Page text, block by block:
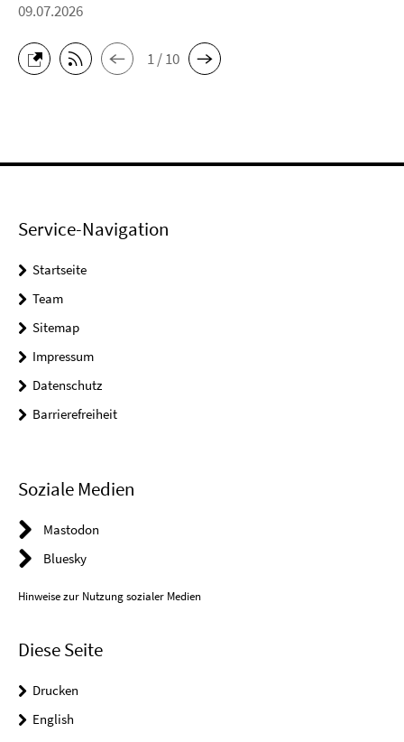
09.07.2026
1 / 10
Service-Navigation
Startseite
Team
Sitemap
Impressum
Datenschutz
Barrierefreiheit
Soziale Medien
Mastodon
Bluesky
Hinweise zur Nutzung sozialer Medien
Diese Seite
Drucken
English